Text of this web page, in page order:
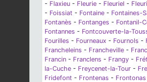
- Flaxieu - Fleurie - Fleuriel -
- Foissiat - Fontaine - Fontaines-
Fontanès - Fontanges - Fontanil-
Fontannes - Fontcouverte-la-
Fourilles - Fourneaux - Fournols -
Francheleins - Francheville -
Francin - Franclens - Frangy -
la-Cuche - Freycenet-la-Tour -
Fridefont - Frontenas - Frontonas